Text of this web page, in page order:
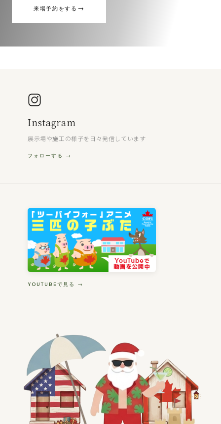
来場予約をする →
Instagram
展示場や施工の様子を日々発信しています
フォローする →
YOUTUBEで見る →